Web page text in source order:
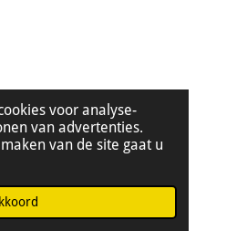
voor analyse-
van advertenties.
van de site gaat u